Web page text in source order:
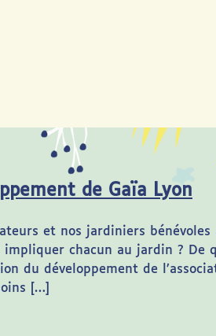
de Gaïa Lyon
et nos jardiniers
chacun au jardin ? De
du développement de
[…]